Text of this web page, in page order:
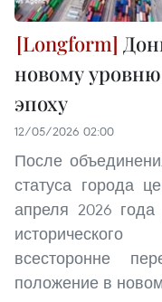
новому
эпоху
12/05/2026 02:00
После
статуса города
апреля 2026
всесторонне
положение в